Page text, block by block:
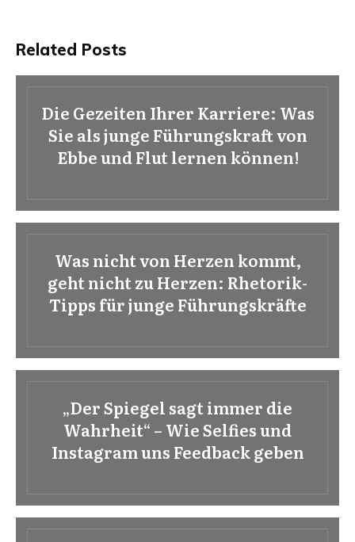
Related Posts
Die Gezeiten Ihrer Karriere: Was
Sie als junge Führungskraft von
Ebbe und Flut lernen können!
Was nicht von Herzen kommt,
geht nicht zu Herzen: Rhetorik-
Tipps für junge Führungskräfte
„Der Spiegel sagt immer die
Wahrheit“ – Wie Selfies und
Instagram uns Feedback geben